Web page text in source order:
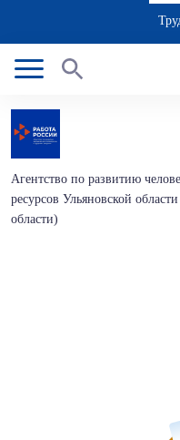
Агентство по развитию
ресурсов Ульяновской
области)